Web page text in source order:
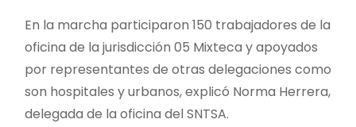
En la marcha participaron 150 trabajadores de la
oficina de la jurisdicción 05 Mixteca y apoyados
por representantes de otras delegaciones como
son hospitales y urbanos, explicó Norma Herrera,
delegada de la oficina del SNTSA.